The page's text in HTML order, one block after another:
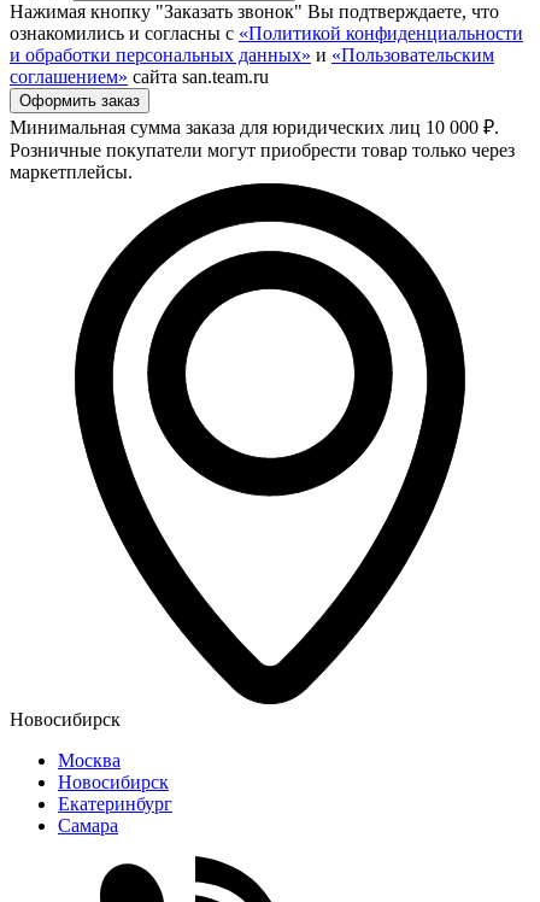
Нажимая кнопку "Заказать звонок" Вы подтверждаете, что
ознакомились и согласны с «Политикой конфиденциальности
и обработки персональных данных» и «Пользовательским
соглашением» сайта san.team.ru
Минимальная сумма заказа для юридических лиц 10 000 ₽.
Розничные покупатели могут приобрести товар только через
маркетплейсы.
Новосибирск
Москва
Новосибирск
Екатеринбург
Самара